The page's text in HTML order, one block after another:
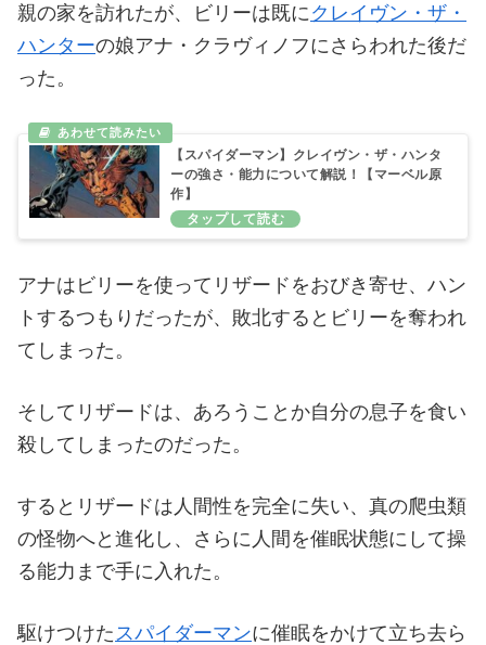
親の家を訪れたが、ビリーは既に クレイヴン・ザ・
ハンターの娘アナ・クラヴィノフにさらわれた後だ
った。
【スパイダーマン】クレイヴン・ザ・ハンタ
ーの強さ・能力について解説！【マーベル原
作】
アナはビリーを使ってリザードをおびき寄せ、ハン
トするつもりだったが、敗北するとビリーを奪われ
てしまった。
そしてリザードは、あろうことか自分の息子を食い
殺してしまったのだった。
するとリザードは人間性を完全に失い、真の爬虫類
の怪物へと進化し、さらに人間を催眠状態にして操
る能力まで手に入れた。
駆けつけた スパイダーマンに催眠をかけて立ち去ら